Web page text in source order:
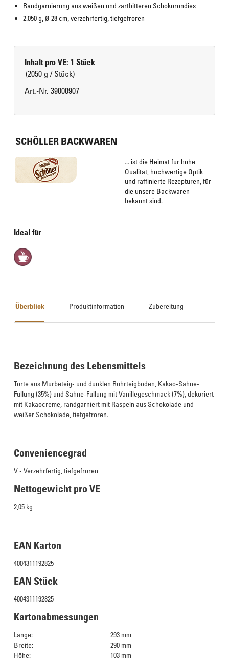
Randgarnierung aus weißen und zartbitteren Schokorondies
2.050 g, Ø 28 cm, verzehrfertig, tiefgefroren
Inhalt pro VE: 1 Stück
(2050 g / Stück)
Art.-Nr. 39000907
SCHÖLLER BACKWAREN
... ist die Heimat für hohe
Qualität, hochwertige Optik
und raffinierte Rezepturen, für
die unsere Backwaren
bekannt sind.
Ideal für
Überblick Produktinformation Zubereitung
Bezeichnung des Lebensmittels
Torte aus Mürbeteig- und dunklen Rührteigböden, Kakao-Sahne-
Füllung (35%) und Sahne-Füllung mit Vanillegeschmack (7%), dekoriert
mit Kakaocreme, randgarniert mit Raspeln aus Schokolade und
weißer Schokolade, tiefgefroren.
Conveniencegrad
V - Verzehrfertig, tiefgefroren
Nettogewicht pro VE
2,05 kg
EAN Karton
4004311192825
EAN Stück
4004311192825
Kartonabmessungen
Länge:
293 mm
Breite:
290 mm
Höhe:
103 mm